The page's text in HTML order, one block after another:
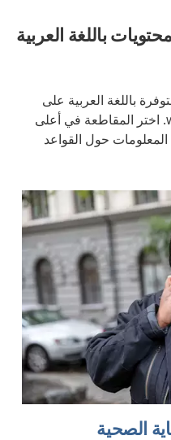
باللغة العربية
باللغة العربية على
الموقع الإلكتروني www.1177.se. اختر المقاطعة في أعلى
حول القواعد